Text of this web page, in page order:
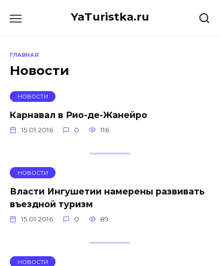
YaTuristka.ru
ГЛАВНАЯ
Новости
НОВОСТИ
Карнавал в Рио-де-Жанейро
15.01.2016 0 116
НОВОСТИ
Власти Ингушетии намерены развивать
въездной туризм
15.01.2016 0 89
НОВОСТИ